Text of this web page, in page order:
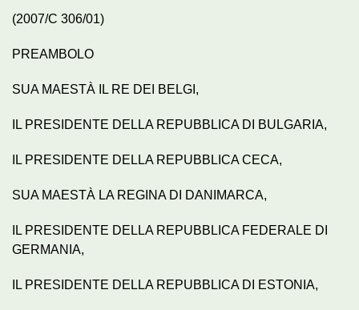
(2007/C 306/01)
PREAMBOLO
SUA MAESTÀ IL RE DEI BELGI,
IL PRESIDENTE DELLA REPUBBLICA DI BULGARIA,
IL PRESIDENTE DELLA REPUBBLICA CECA,
SUA MAESTÀ LA REGINA DI DANIMARCA,
IL PRESIDENTE DELLA REPUBBLICA FEDERALE DI
GERMANIA,
IL PRESIDENTE DELLA REPUBBLICA DI ESTONIA,